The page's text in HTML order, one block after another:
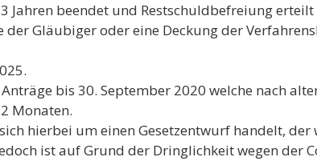
Jahren beendet und Restschuldbefreiung erteilt
Gläubiger oder eine Deckung der
bis 30. September 2020 welche nach
Monaten.
hierbei um einen Gesetzentwurf handelt, der
ist auf Grund der Dringlichkeit wegen der